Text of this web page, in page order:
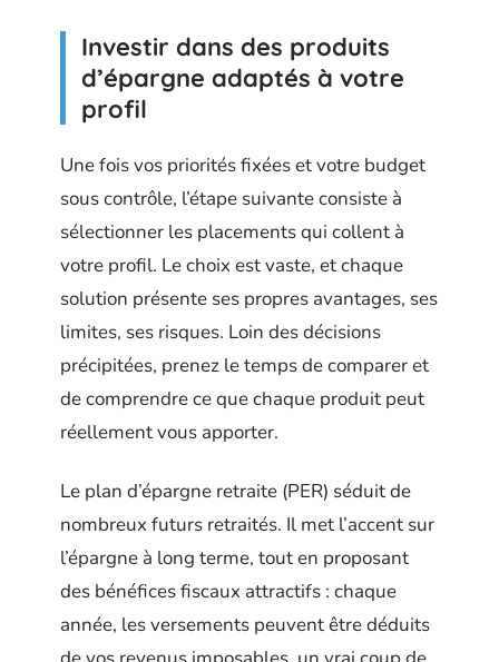
Investir dans des produits
d’épargne adaptés à votre
profil
Une fois vos priorités fixées et votre budget
sous contrôle, l’étape suivante consiste à
sélectionner les placements qui collent à
votre profil. Le choix est vaste, et chaque
solution présente ses propres avantages, ses
limites, ses risques. Loin des décisions
précipitées, prenez le temps de comparer et
de comprendre ce que chaque produit peut
réellement vous apporter.
Le plan d’épargne retraite (PER) séduit de
nombreux futurs retraités. Il met l’accent sur
l’épargne à long terme, tout en proposant
des bénéfices fiscaux attractifs : chaque
année, les versements peuvent être déduits